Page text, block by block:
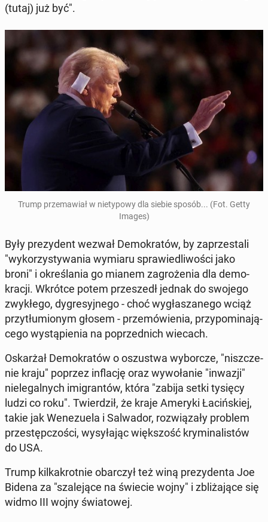
(tutaj) już być".
Trump prze­ma­wiał w nie­ty­po­wy dla siebie sposób... (Fot. Getty
Images)
Były pre­zy­dent wezwał De­mo­kra­tów, by za­prze­sta­li
"wy­ko­rzy­sty­wa­nia wymiaru spra­wie­dli­wo­ści jako
broni" i okre­śla­nia go mianem za­gro­że­nia dla de­mo­
kra­cji. Wkrótce potem prze­szedł jednak do swojego
zwy­kłe­go, dy­gre­syj­ne­go - choć wy­gła­sza­ne­go wciąż
przy­tłu­mio­nym głosem - prze­mó­wie­nia, przy­po­mi­na­ją­
ce­go wy­stą­pie­nia na po­przed­nich wiecach.
Oskar­żał De­mo­kra­tów o oszu­stwa wy­bor­cze, "nisz­cze­
nie kraju" poprzez in­fla­cję oraz wy­wo­ła­nie "inwazji"
nie­le­gal­nych imi­gran­tów, która "zabija setki tysięcy
ludzi co roku". Twier­dził, że kraje Ameryki Ła­ciń­skiej,
takie jak We­ne­zu­ela i Sal­wa­dor, roz­wią­za­ły problem
prze­stęp­czo­ści, wy­sy­ła­jąc więk­szość kry­mi­na­li­stów
do USA.
Trump kil­ka­krot­nie obar­czył też winą pre­zy­den­ta Joe
Bidena za "sza­le­ją­ce na świecie wojny" i zbli­ża­ją­ce się
widmo III wojny świa­to­wej.